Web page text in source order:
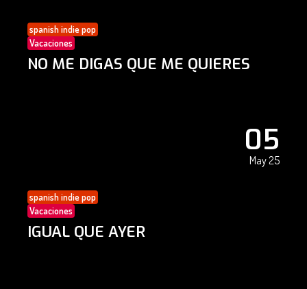
spanish indie pop
Vacaciones
NO ME DIGAS QUE ME QUIERES
05
May 25
spanish indie pop
Vacaciones
IGUAL QUE AYER